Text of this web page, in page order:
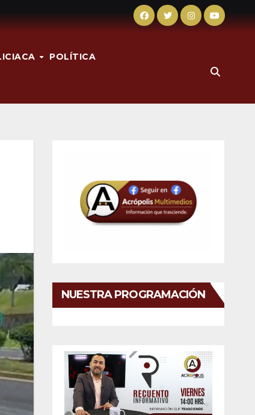
POLÍTICA
NUESTRA PROGRAMACIÓN